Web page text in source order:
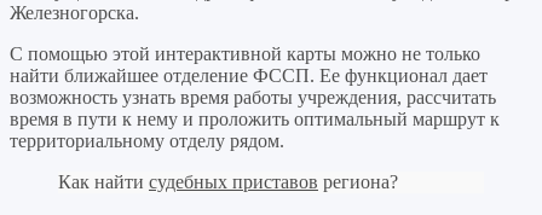
Железногорска.
С помощью этой интерактивной карты можно не только
найти ближайшее отделение ФССП. Ее функционал дает
возможность узнать время работы учреждения, рассчитать
время в пути к нему и проложить оптимальный маршрут к
территориальному отделу рядом.
Как найти судебных приставов региона?